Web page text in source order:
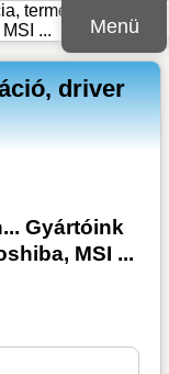
Menü
termék információ,
...
driver
Gyártóink
MSI ...